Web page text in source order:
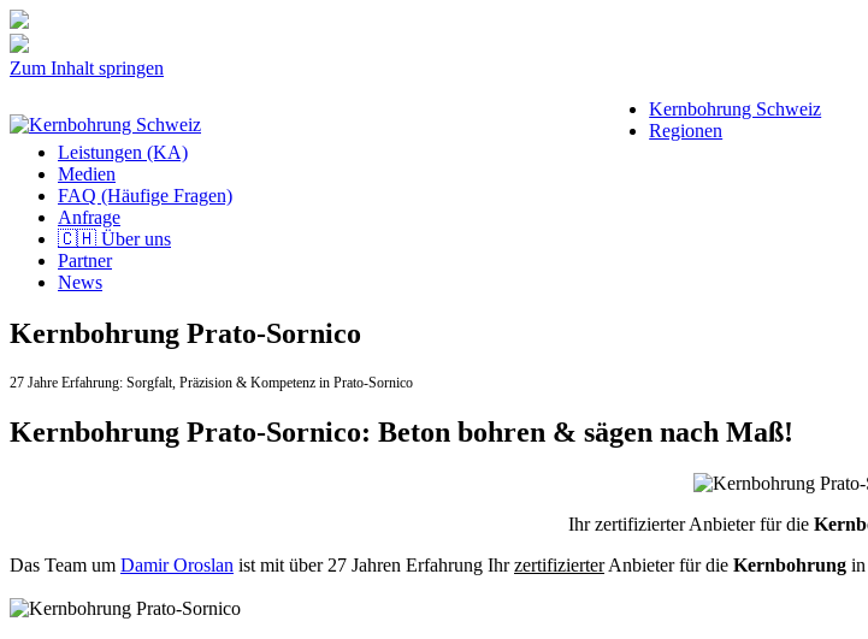
Zum Inhalt springen
Kernbohrung Schweiz
Regionen
Leistungen (KA)
Medien
FAQ (Häufige Fragen)
Anfrage
🇨🇭 Über uns
Partner
News
Kernbohrung Prato-Sornico
27 Jahre Erfahrung: Sorgfalt, Präzision & Kompetenz in Prato-Sornico
Kernbohrung Prato-Sornico: Beton bohren & sägen nach Maß!
Ihr zertifizierter Anbieter für die
Das Team um Damir Oroslan ist mit über 27 Jahren Erfahrung IhrzertifizierterAnbieter für die Kernbohrung in